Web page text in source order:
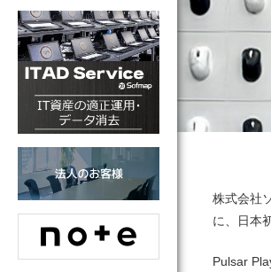
株式会社
に、日本
Pulsar